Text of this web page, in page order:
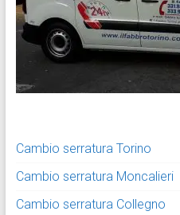
Cambio serratura Torino
Cambio serratura Moncalieri
Cambio serratura Collegno